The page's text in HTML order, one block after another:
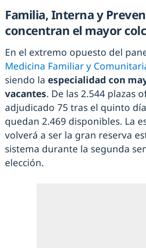
Familia, Interna y
concentran el mayor
En el extremo opuesto del
Medicina Familiar y
siendo la especialidad con
vacantes. De las 2.544 plazas
adjudicado 75 tras el quinto
quedan 2.469 disponibles. La
volverá a ser la gran reserva
sistema durante la segunda
elección.